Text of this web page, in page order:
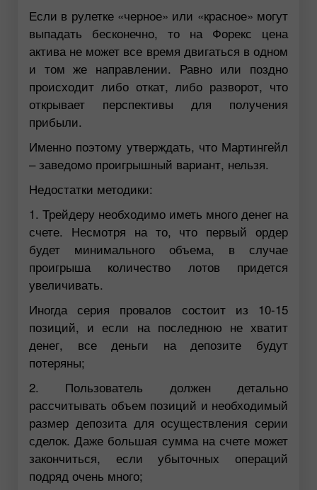
Если в рулетке «черное» или «красное» могут
выпадать бесконечно, то на Форекс цена
актива не может все время двигаться в одном
и том же направлении. Равно или поздно
происходит либо откат, либо разворот, что
открывает перспективы для получения
прибыли.
Именно поэтому утверждать, что Мартингейл
– заведомо проигрышный вариант, нельзя.
Недостатки методики:
1. Трейдеру необходимо иметь много денег на
счете. Несмотря на то, что первый ордер
будет минимального объема, в случае
проигрыша количество лотов придется
увеличивать.
Иногда серия провалов состоит из 10-15
позиций, и если на последнюю не хватит
денег, все деньги на депозите будут
потеряны;
2. Пользователь должен детально
рассчитывать объем позиций и необходимый
размер депозита для осуществления серии
сделок. Даже большая сумма на счете может
закончиться, если убыточных операций
подряд очень много;